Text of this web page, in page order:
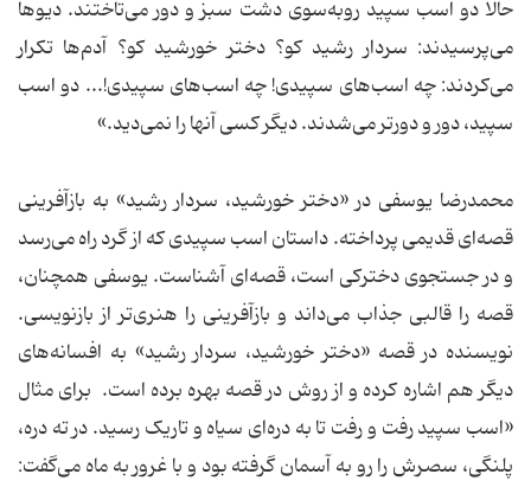
حالا دو اسب سپید روبه‌سوی دشت سبز و دور می‌تاختند. دیوها
می‌پرسیدند: سردار رشید کو؟ دختر خورشید کو؟ آدم‌ها تکرار
می‌کردند: چه اسب‌های سپیدی! چه اسب‌های سپیدی!... دو اسب
سپید، دور و دورتر می‌شدند. دیگر کسی آنها را نمی‌دید.»
محمدرضا یوسفی در «دختر خورشید، سردار رشید» به بازآفرینی
قصه‌ای قدیمی پرداخته. داستان اسب سپیدی که از گرد راه می‌رسد
و در جستجوی دخترکی است، قصه‌ای آشناست. یوسفی همچنان،
قصه را قالبی جذاب می‌داند و بازآفرینی را هنری‌تر از بازنویسی.
نویسنده در قصه «دختر خورشید، سردار رشید» به افسانه‌های
دیگر هم اشاره کرده و از روش در قصه بهره برده است. برای مثال
«اسب سپید رفت و رفت تا به دره‌ای سیاه و تاریک رسید. در ته دره،
پلنگی، سصرش را رو به آسمان گرفته بود و با غرور به ماه می‌گفت: